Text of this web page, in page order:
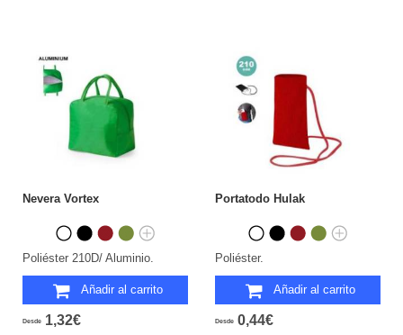
Nevera Vortex
Poliéster 210D/ Aluminio.
Añadir al carrito
Desde 1,32€
Portatodo Hulak
Poliéster.
Añadir al carrito
Desde 0,44€